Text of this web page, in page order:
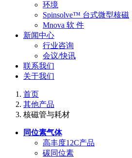
环境
Spinsolve™ 台式微型核磁
Mnova 软 件
新闻中心
行业咨询
会议/快讯
联系我们
关于我们
首页
其他产品
核磁管与耗材
同位素气体
高丰度12C产品
碳同位素